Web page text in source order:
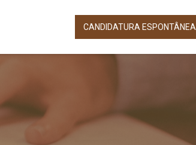
CANDIDATURA ESPONTÂNEA